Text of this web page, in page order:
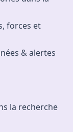
forces et
& alertes
la recherche